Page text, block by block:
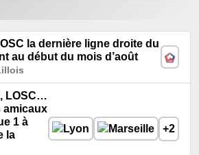
la dernière ligne droite du
au début du mois d’août
LOSC…
amicaux
1 à
la
+2